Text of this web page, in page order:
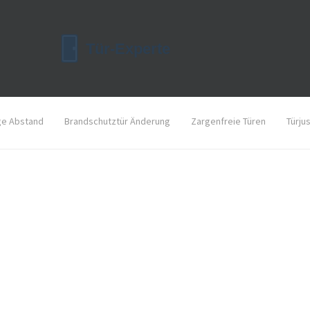
Abstand Brandschutztür Änderung Zargenfreie Türen